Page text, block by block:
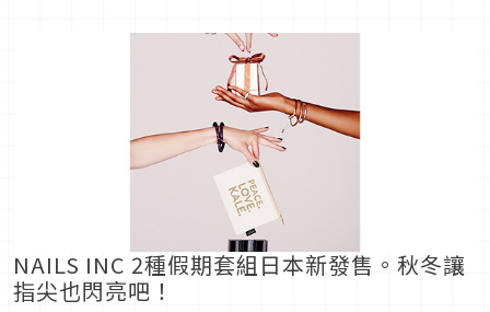
NAILS INC 2種假期套組日本新發售。秋冬讓
指尖也閃亮吧！